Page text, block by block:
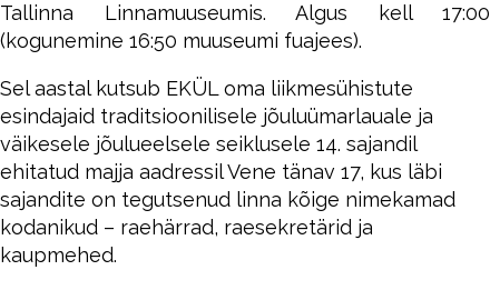
Tallinna Linnamuuseumis. Algus kell 17:00
(kogunemine 16:50 muuseumi fuajees).
Sel aastal kutsub EKÜL oma liikmesühistute
esindajaid traditsioonilisele jõuluümarlauale ja
väikesele jõulueelsele seiklusele 14. sajandil
ehitatud majja aadressil Vene tänav 17, kus läbi
sajandite on tegutsenud linna kõige nimekamad
kodanikud – raehärrad, raesekretärid ja
kaupmehed.